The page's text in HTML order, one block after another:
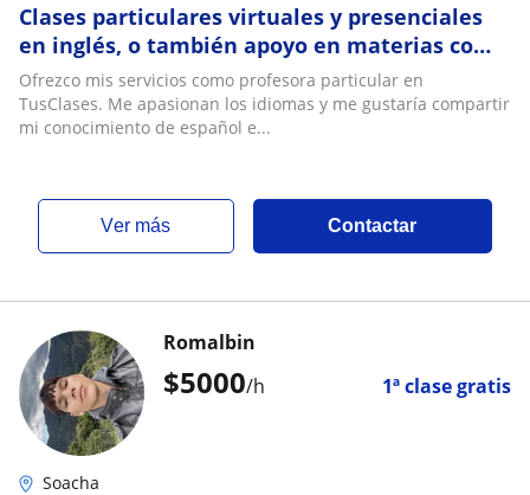
Clases particulares virtuales y presenciales
en inglés, o también apoyo en materias como
Español, Matemáticas, etc
Ofrezco mis servicios como profesora particular en
TusClases. Me apasionan los idiomas y me gustaría compartir
mi conocimiento de español e...
ver más Contactar
$5000/h 1ª clase gratis
Romalbin
Soacha